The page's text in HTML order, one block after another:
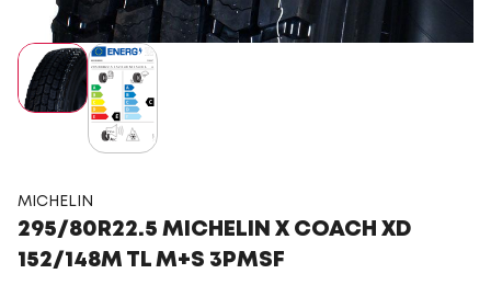
MICHELIN
295/80R22.5 MICHELIN X COACH XD
152/148M TL M+S 3PMSF